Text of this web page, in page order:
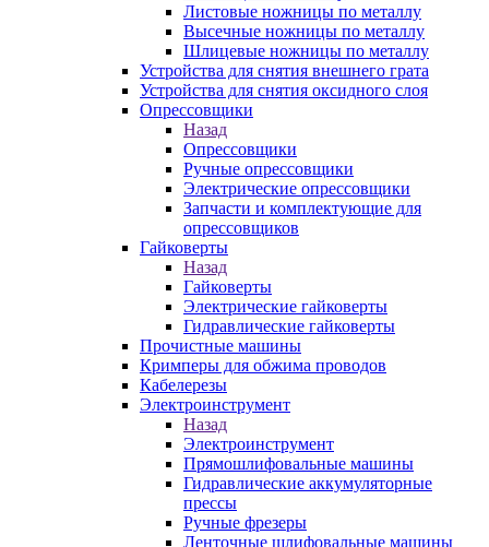
Листовые ножницы по металлу
Высечные ножницы по металлу
Шлицевые ножницы по металлу
Устройства для снятия внешнего грата
Устройства для снятия оксидного слоя
Опрессовщики
Назад
Опрессовщики
Ручные опрессовщики
Электрические опрессовщики
Запчасти и комплектующие для
опрессовщиков
Гайковерты
Назад
Гайковерты
Электрические гайковерты
Гидравлические гайковерты
Прочистные машины
Кримперы для обжима проводов
Кабелерезы
Электроинструмент
Назад
Электроинструмент
Прямошлифовальные машины
Гидравлические аккумуляторные
прессы
Ручные фрезеры
Ленточные шлифовальные машины